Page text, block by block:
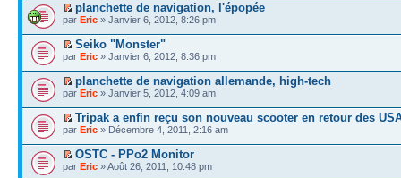
planchette de navigation, l'épopée
par Eric » Janvier 6, 2012, 8:26 pm
Seiko "Monster"
par Eric » Janvier 6, 2012, 8:36 pm
planchette de navigation allemande, high-tech
par Eric » Janvier 5, 2012, 4:09 am
Tripak a enfin reçu son nouveau scooter en retour des
par Eric » Décembre 4, 2011, 2:16 am
OSTC - PPo2 Monitor
par Eric » Août 26, 2011, 10:48 pm